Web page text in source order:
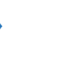
Leggi la news